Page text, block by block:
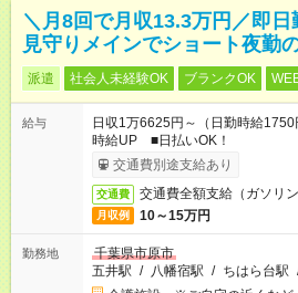
＼月8回で月収13.3万円／即日
見守りメインでショート夜勤
派遣 社会人未経験OK ブランクOK
給与
日収1万6625円～（日勤時給
時給UP ■日払いOK！
交通費別途支給あり
交通費 交通費全額支給（ガソリン
月収例 10～15万円
勤務地
千葉県市原市
五井駅 / 八幡宿駅 / ちはら台駅